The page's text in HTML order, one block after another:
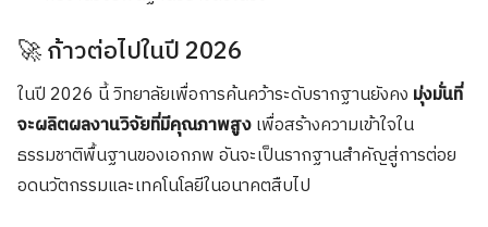
🚀 ก้าวต่อไปในปี 2026
ในปี 2026 นี้ วิทยาลัยเพื่อการค้นคว้าระดับรากฐานยังคง มุ่งมั่นที่
จะผลิตผลงานวิจัยที่มีคุณภาพสูงเพื่อสร้างความเข้าใจใน
ธรรมชาติพื้นฐานของเอกภพ อันจะเป็นรากฐานสำคัญสู่การต่อย
อดนวัตกรรมและเทคโนโลยีในอนาคตสืบไป